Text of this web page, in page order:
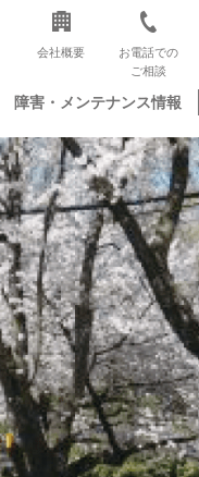
会社概要
お電話での
ご相談
障害・メンテナンス情報